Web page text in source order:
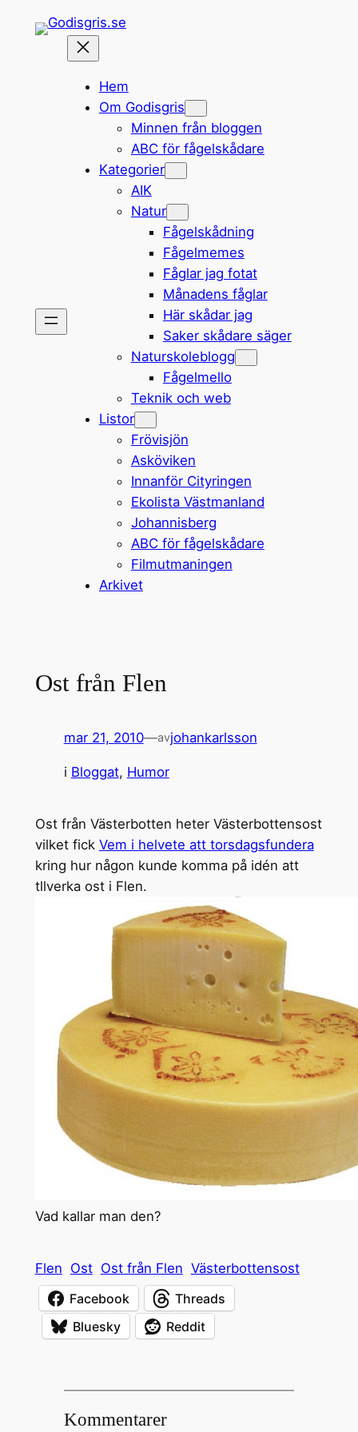
Hem
Om Godisgris
Minnen från bloggen
ABC för fågelskådare
Kategorier
AIK
Natur
Fågelskådning
Fågelmemes
Fåglar jag fotat
Månadens fåglar
Här skådar jag
Saker skådare säger
Naturskoleblogg
Fågelmello
Teknik och web
Listor
Frövisjön
Asköviken
Innanför Cityringen
Ekolista Västmanland
Johannisberg
ABC för fågelskådare
Filmutmaningen
Arkivet
Ost från Flen
mar 21, 2010—avjohankarlsson
i Bloggat, Humor
Ost från Västerbotten heter Västerbottensost
vilket fick Vem i helvete att torsdagsfundera
kring hur någon kunde komma på idén att
tllverka ost i Flen.
Vad kallar man den?
Flen Ost Ost från Flen Västerbottensost
Facebook
Threads
Bluesky
Reddit
Kommentarer